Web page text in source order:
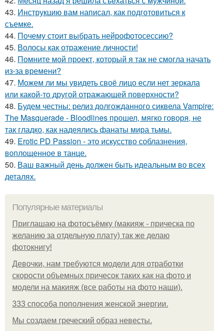
43. Инструкцию вам написал, как подготовиться к
съемке.
44. Почему стоит выбрать нейрофотосессию?
45. Волосы как отражение личности!
46. Помните мой проект, который я так не смогла начать
из-за времени?
47. Можем ли мы увидеть своё лицо если нет зеркала
или какой-то другой отражающей поверхности?
48. Будем честны: релиз долгожданного сиквела Vampire:
The Masquerade - Bloodlines прошел, мягко говоря, не
так гладко, как надеялись фанаты мира тьмы.
49. Erotic PD Passion - это искусство соблазнения,
воплощенное в танце.
50. Ваш важный день должен быть идеальным во всех
деталях.
Популярные материалы
Приглашаю на фотосъёмку (макияж - прическа по
желанию за отдельную плату) так же делаю
фотокнигу!
Девочки, нам требуются модели для отработки
скорости объемных причесок таких как на фото и
модели на макияж (все работы на фото наши).
333 способа пополнения женской энергии.
Мы создаем греческий образ невесты.